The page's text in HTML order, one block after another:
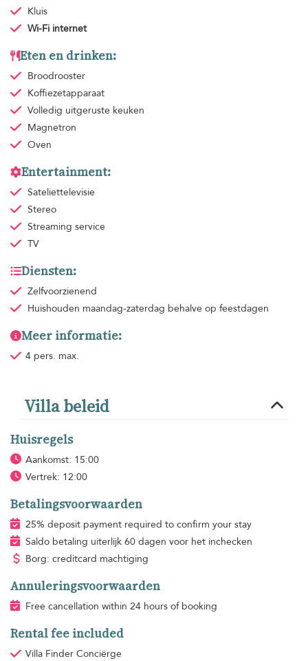
Kluis
Wi-Fi internet
Eten en drinken:
Broodrooster
Koffiezetapparaat
Volledig uitgeruste keuken
Magnetron
Oven
Entertainment:
Sateliettelevisie
Stereo
Streaming service
TV
Diensten:
Zelfvoorzienend
Huishouden maandag-zaterdag behalve op feestdagen
Meer informatie:
4 pers. max.
Villa beleid
Huisregels
Aankomst: 15:00
Vertrek: 12:00
Betalingsvoorwaarden
25% deposit payment required to confirm your stay
Saldo betaling uiterlijk 60 dagen voor het inchecken
Borg: creditcard machtiging
Annuleringsvoorwaarden
Free cancellation within 24 hours of booking
Rental fee included
Villa Finder Conciërge